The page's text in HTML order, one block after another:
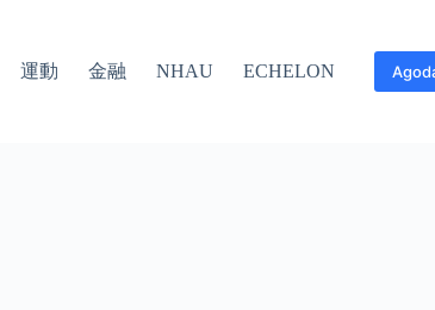
運動 金融 NHAU ECHELON